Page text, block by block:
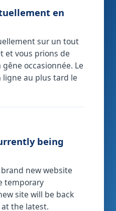
en
sur un tout
et vous prions de
occasionnée. Le
ligne au plus tard le
being
new website
temporary
site will be back
at the latest.